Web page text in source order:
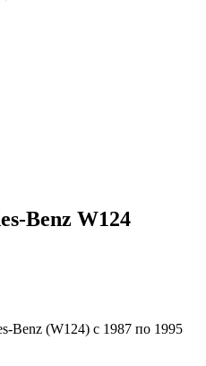
Benz W124
Benz (W124) с 1987 по 1995